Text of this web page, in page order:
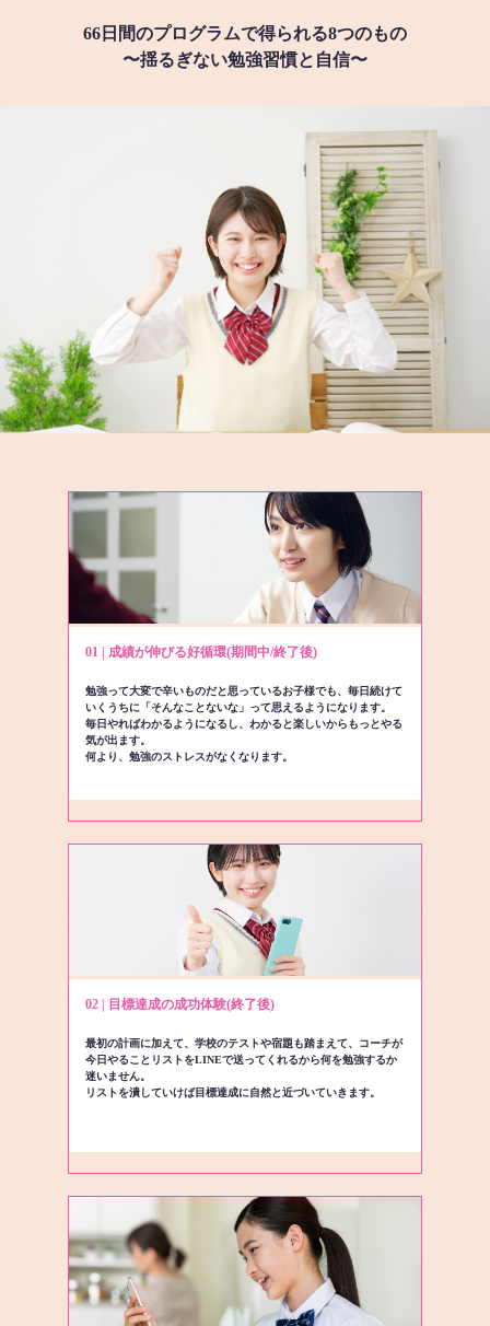
66日間のプログラムで得られる8つのもの
〜揺るぎない勉強習慣と自信〜
01 | 成績が伸びる好循環(期間中/終了後)
勉強って大変で辛いものだと思っているお子様でも、毎日続けて
いくうちに「そんなことないな」って思えるようになります。
毎日やればわかるようになるし、わかると楽しいからもっとやる
気が出ます。
何より、勉強のストレスがなくなります。
02 | 目標達成の成功体験(終了後)
最初の計画に加えて、学校のテストや宿題も踏まえて、コーチが
今日やることリストをLINEで送ってくれるから何を勉強するか
迷いません。
リストを潰していけば目標達成に自然と近づいていきます。